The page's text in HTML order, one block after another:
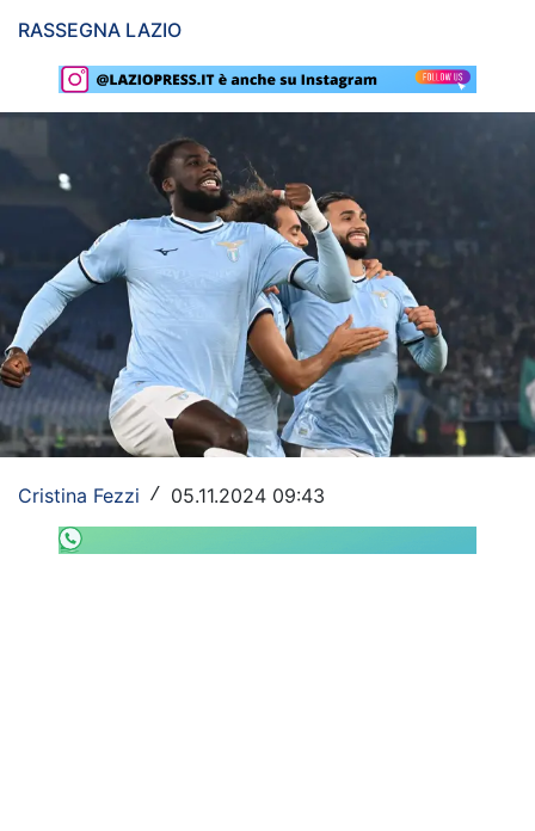
Rassegna Lazio
Social
Calcio
Serie A
Champions League
Europa League
Altri Sport
Formula 1
Tennis
Vela
SHOP LAZIO
RASSEGNA LAZIO
Cristina Fezzi / 05.11.2024 09:43